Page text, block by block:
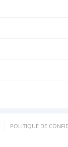
POLITIQUE DE